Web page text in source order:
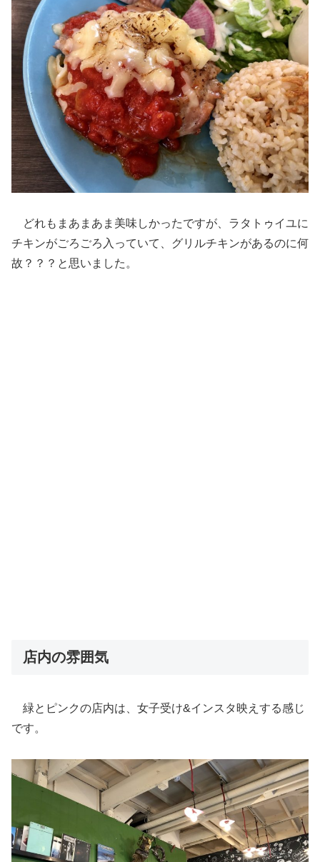
どれもまあまあま美味しかったですが、ラタトゥイユに
チキンがごろごろ入っていて、グリルチキンがあるのに何
故？？？と思いました。
店内の雰囲気
緑とピンクの店内は、女子受け&インスタ映えする感じ
です。